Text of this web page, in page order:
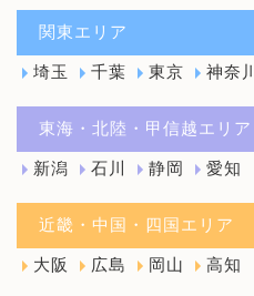
関東エリア
埼玉 千葉 東京 神奈川
東海・北陸・甲信越エリア
新潟 石川 静岡 愛知
近畿・中国・四国エリア
大阪 広島 岡山 高知